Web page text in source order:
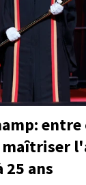
maîtriser
ans